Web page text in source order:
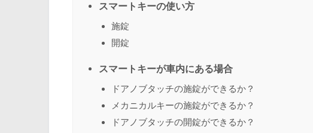
スマートキーの使い方
施錠
開錠
スマートキーが車内にある場合
ドアノブタッチの施錠ができるか？
メカニカルキーの施錠ができるか？
ドアノブタッチの開錠ができるか？